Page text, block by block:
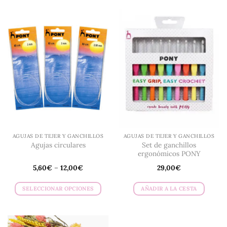
AGUJAS DE TEJER Y GANCHILLOS
Agujas circulares
5,60€ – 12,00€
SELECCIONAR OPCIONES
tiene
AGUJAS DE TEJER Y GANCHILLOS
Set de ganchillos
ergonómicos PONY
29,00€
AÑADIR A LA CESTA